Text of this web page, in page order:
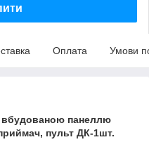
Оплата Умови
вбудованою панеллю
пульт ДК-1шт.